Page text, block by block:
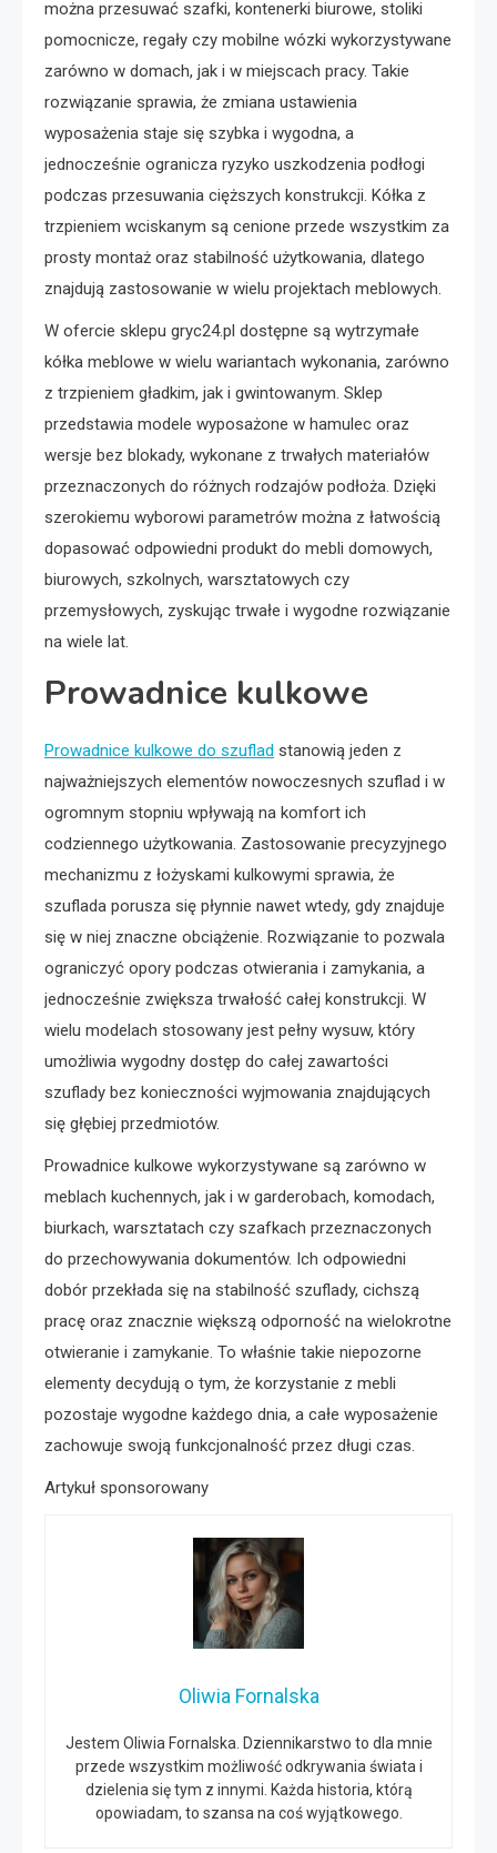
można przesuwać szafki, kontenerki biurowe, stoliki
pomocnicze, regały czy mobilne wózki wykorzystywane
zarówno w domach, jak i w miejscach pracy. Takie
rozwiązanie sprawia, że zmiana ustawienia
wyposażenia staje się szybka i wygodna, a
jednocześnie ogranicza ryzyko uszkodzenia podłogi
podczas przesuwania cięższych konstrukcji. Kółka z
trzpieniem wciskanym są cenione przede wszystkim za
prosty montaż oraz stabilność użytkowania, dlatego
znajdują zastosowanie w wielu projektach meblowych.
W ofercie sklepu gryc24.pl dostępne są wytrzymałe
kółka meblowe w wielu wariantach wykonania, zarówno
z trzpieniem gładkim, jak i gwintowanym. Sklep
przedstawia modele wyposażone w hamulec oraz
wersje bez blokady, wykonane z trwałych materiałów
przeznaczonych do różnych rodzajów podłoża. Dzięki
szerokiemu wyborowi parametrów można z łatwością
dopasować odpowiedni produkt do mebli domowych,
biurowych, szkolnych, warsztatowych czy
przemysłowych, zyskując trwałe i wygodne rozwiązanie
na wiele lat.
Prowadnice kulkowe
Prowadnice kulkowe do szuflad stanowią jeden z
najważniejszych elementów nowoczesnych szuflad i w
ogromnym stopniu wpływają na komfort ich
codziennego użytkowania. Zastosowanie precyzyjnego
mechanizmu z łożyskami kulkowymi sprawia, że
szuflada porusza się płynnie nawet wtedy, gdy znajduje
się w niej znaczne obciążenie. Rozwiązanie to pozwala
ograniczyć opory podczas otwierania i zamykania, a
jednocześnie zwiększa trwałość całej konstrukcji. W
wielu modelach stosowany jest pełny wysuw, który
umożliwia wygodny dostęp do całej zawartości
szuflady bez konieczności wyjmowania znajdujących
się głębiej przedmiotów.
Prowadnice kulkowe wykorzystywane są zarówno w
meblach kuchennych, jak i w garderobach, komodach,
biurkach, warsztatach czy szafkach przeznaczonych
do przechowywania dokumentów. Ich odpowiedni
dobór przekłada się na stabilność szuflady, cichszą
pracę oraz znacznie większą odporność na wielokrotne
otwieranie i zamykanie. To właśnie takie niepozorne
elementy decydują o tym, że korzystanie z mebli
pozostaje wygodne każdego dnia, a całe wyposażenie
zachowuje swoją funkcjonalność przez długi czas.
Artykuł sponsorowany
Oliwia Fornalska
Jestem Oliwia Fornalska. Dziennikarstwo to dla mnie
przede wszystkim możliwość odkrywania świata i
dzielenia się tym z innymi. Każda historia, którą
opowiadam, to szansa na coś wyjątkowego.